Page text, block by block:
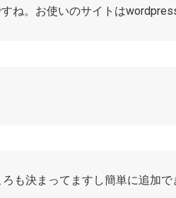
ね。お使いのサイトは
も決まってますし簡単に追加で